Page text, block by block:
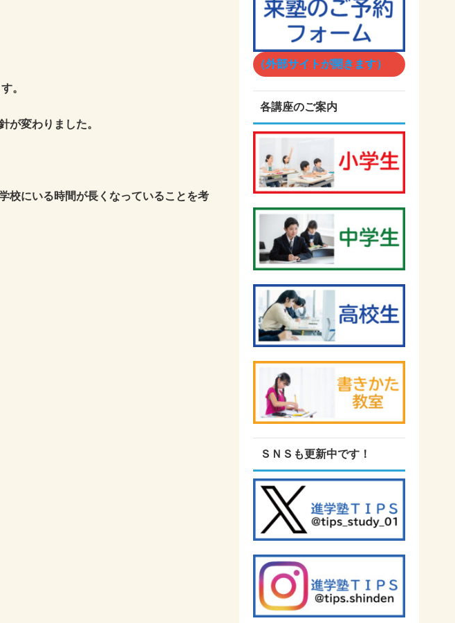
。
が変わりました。
校にいる時間が長くなっていることを考
（外部サイトが開きます）
各講座のご案内
ＳＮＳも更新中です！